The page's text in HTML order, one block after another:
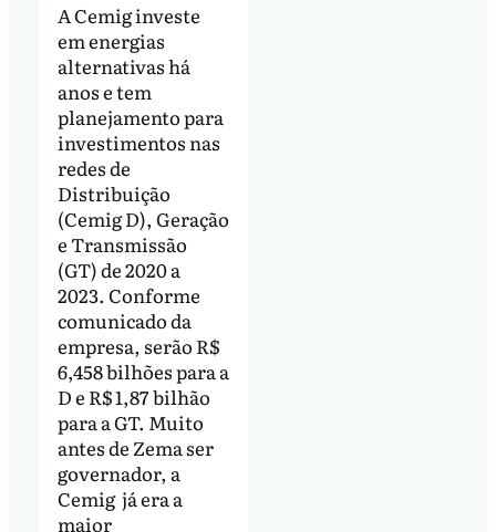
A Cemig investe
em energias
alternativas há
anos e tem
planejamento para
investimentos nas
redes de
Distribuição
(Cemig D), Geração
e Transmissão
(GT) de 2020 a
2023. Conforme
comunicado da
empresa, serão R$
6,458 bilhões para a
D e R$ 1,87 bilhão
para a GT. Muito
antes de Zema ser
governador, a
Cemig já era a
maior